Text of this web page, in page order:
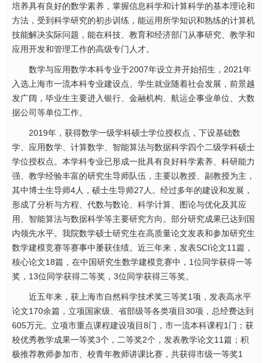
培养具有良好的数学素养，掌握信息科学和计算科学的基本理论和
方法，受到科学研究的初步训练，能运用所学知识和熟练的计算机
技能解决实际问题，能在科技、教育和经济部门从事研究、教学和
应用开发和管理工作的高级专门人才。
数学与应用数学本科专业于2007年设立并开始招生，2021年
入选上海市一流本科专业建设点。学生就业随着社会发展，前景越
发广阔，毕业生主要进入银行、金融机构、航运企事业单位、大数
据公司等单位工作。
2019年，获得数学一级学科硕士学位授权点，下设基础数
学、应用数学、计算数学、智能算法与数据科学四个二级学科硕士
学位授权点。本学科专业已形成一批具有良好科学素养、科研能力
强、教学经验丰富的研究生导师队伍，主要以教授、副教授为主，
其中博士生导师4人，硕士生导师27人。经过多年的建设和发展，
形成了分析与方程、代数与数论、科学计算、图论与优化及其应
用、智能算法与数据科学等主要研究方向。部分研究成果已达到国
内领先水平。我院数学硕士研究生在高质量论文发表和参加研究生
数学建模竞赛等赛事中屡获佳绩。近三年来，发表SCI论文11篇，
核心论文18篇，在中国研究生数学建模竞赛中，1位同学获得一等
奖，13位同学获得二等奖，3位同学获得三等奖。
近五年来，获上海市自然科学技术奖三等奖1项，发表高水平
论文170余篇，立项国家级、省部级等各类项目30项，总经费达到
605万元。立项市重点课程建设项目8门，市一流本科课程1门；获
校优秀教学成果一等奖3个，二等奖2个，发表教学论文11篇；积
极推荐教师参加市、校青年教师讲课比赛，共获得市级一等奖1